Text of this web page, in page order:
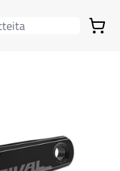
Ostoskori